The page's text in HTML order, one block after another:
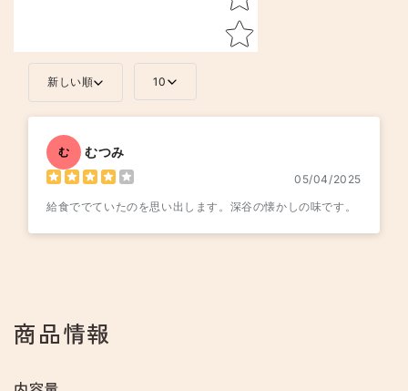
新しい順 10
む むつみ
05/04/2025
給食ででていたのを思い出します。深谷の懐かしの味です。
商品情報